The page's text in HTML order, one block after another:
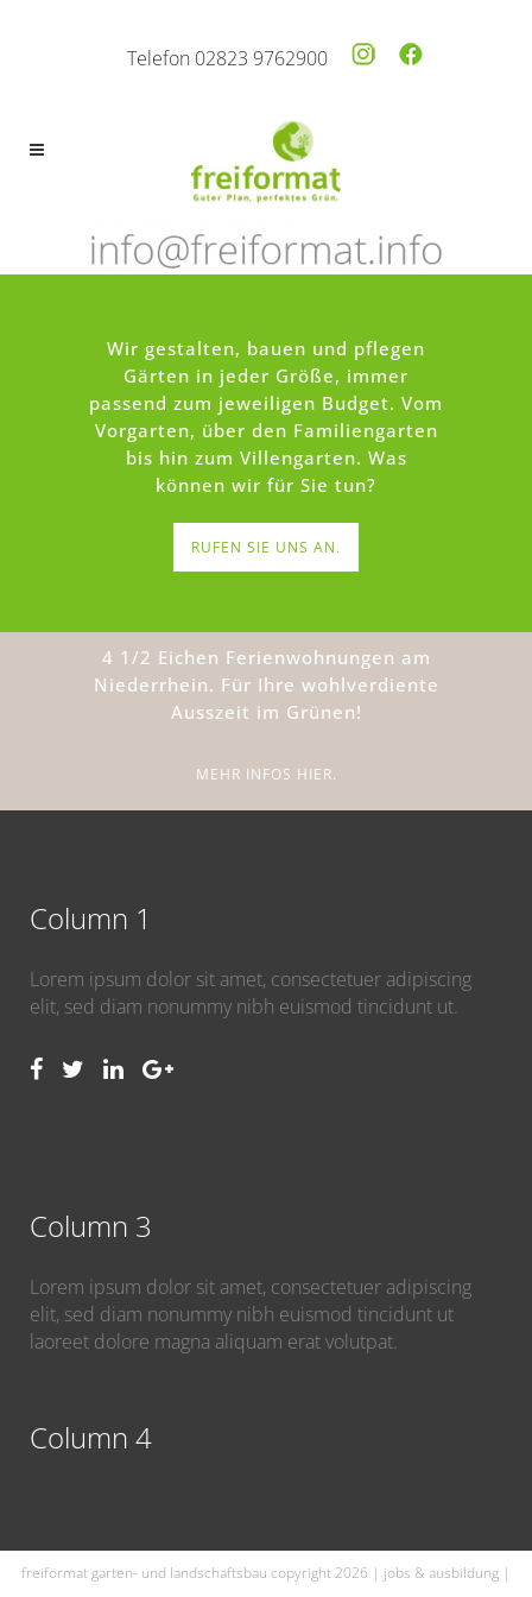
Telefon 02823 9762900
Wir gestalten, bauen und pflegen
Gärten in jeder Größe, immer
passend zum jeweiligen Budget. Vom
Vorgarten, über den Familiengarten
bis hin zum Villengarten. Was
können wir für Sie tun?
RUFEN SIE UNS AN.
4 1/2 Eichen Ferienwohnungen am
Niederrhein. Für Ihre wohlverdiente
Ausszeit im Grünen!
MEHR INFOS HIER.
Column 1
Lorem ipsum dolor sit amet, consectetuer adipiscing
elit, sed diam nonummy nibh euismod tincidunt ut.
Column 3
Lorem ipsum dolor sit amet, consectetuer adipiscing
elit, sed diam nonummy nibh euismod tincidunt ut
laoreet dolore magna aliquam erat volutpat.
Column 4
freiformat garten- und landschaftsbau copyright 2026 | jobs & ausbildung |